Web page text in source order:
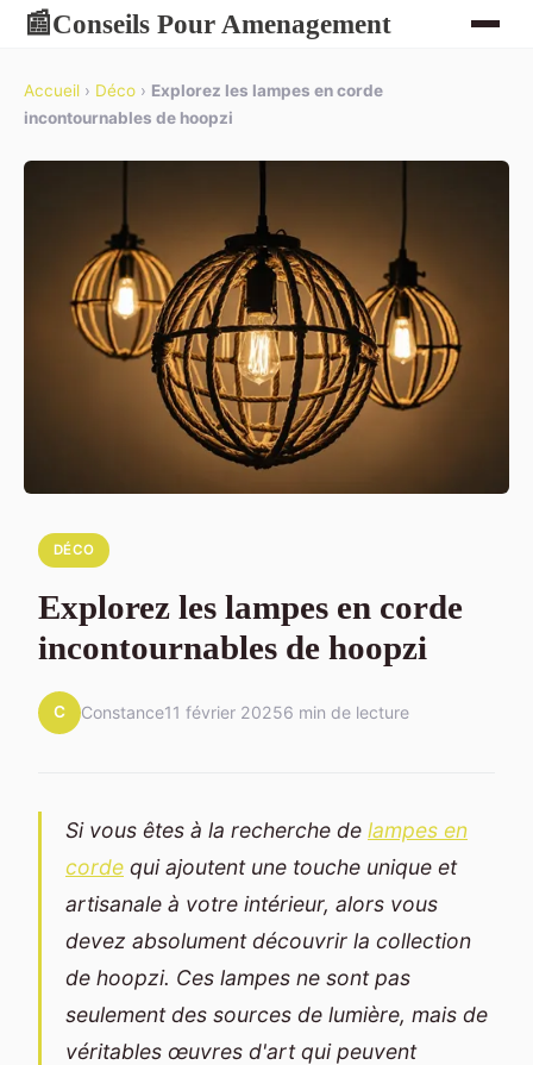
📰Conseils Pour Amenagement
Accueil › Déco › Explorez les lampes en corde
incontournables de hoopzi
DÉCO
Explorez les lampes en corde
incontournables de hoopzi
C Constance11 février 20256 min de lecture
Si vous êtes à la recherche de lampes en
corde qui ajoutent une touche unique et
artisanale à votre intérieur, alors vous
devez absolument découvrir la collection
de hoopzi. Ces lampes ne sont pas
seulement des sources de lumière, mais de
véritables œuvres d'art qui peuvent